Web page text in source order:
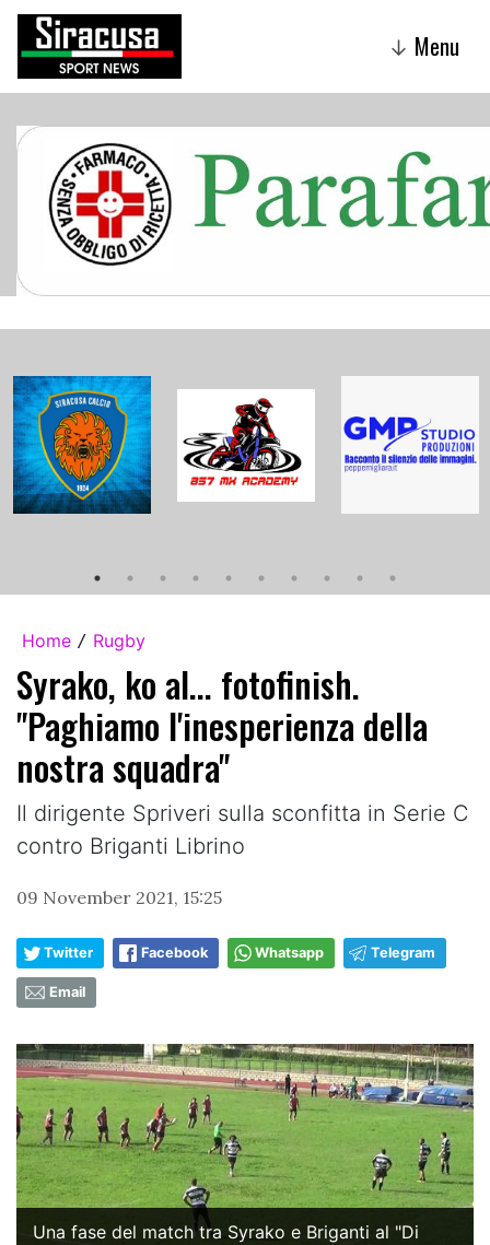
↓ Menu
Home / Rugby
Syrako, ko al... fotofinish.
"Paghiamo l'inesperienza della
nostra squadra"
Il dirigente Spriveri sulla sconfitta in Serie C
contro Briganti Librino
09 November 2021, 15:25
Twitter Facebook Whatsapp Telegram
Email
Una fase del match tra Syrako e Briganti al "Di